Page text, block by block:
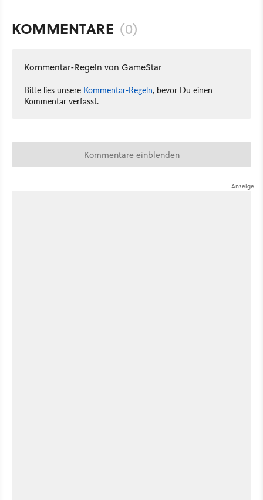
KOMMENTARE (0)
Kommentar-Regeln von GameStar
Bitte lies unsere Kommentar-Regeln, bevor Du einen
Kommentar verfasst.
Kommentare einblenden